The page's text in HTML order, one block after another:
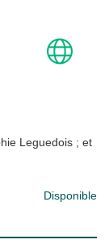
Leguedois ; et
Disponible